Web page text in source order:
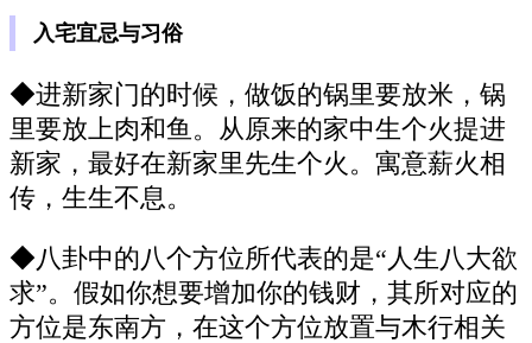
入宅宜忌与习俗
◆进新家门的时候，做饭的锅里要放米，锅
里要放上肉和鱼。从原来的家中生个火提进
新家，最好在新家里先生个火。寓意薪火相
传，生生不息。
◆八卦中的八个方位所代表的是“人生八大欲
求”。假如你想要增加你的钱财，其所对应的
方位是东南方，在这个方位放置与木行相关